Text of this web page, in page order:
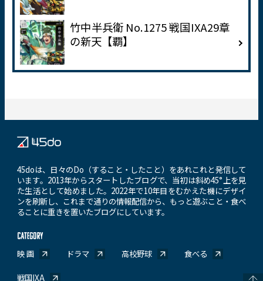
竹中半兵衛 No.1275 戦国IXA29章
の新天【覇】
45doは、日々のDo（すること・したこと）をあれこれと発信して
います。2013年からスタートしたブログで、当初は斜め45°上を見
た生活として始めました。2022年で10年目をむかえた機にデザイ
ンを刷新し、これまで通りの情報配信から、もっと遊ぶこと・食べ
ることに重きを置いたブログにしています。
映 画 ドラマ 高校野球 食べる
戦国IXA